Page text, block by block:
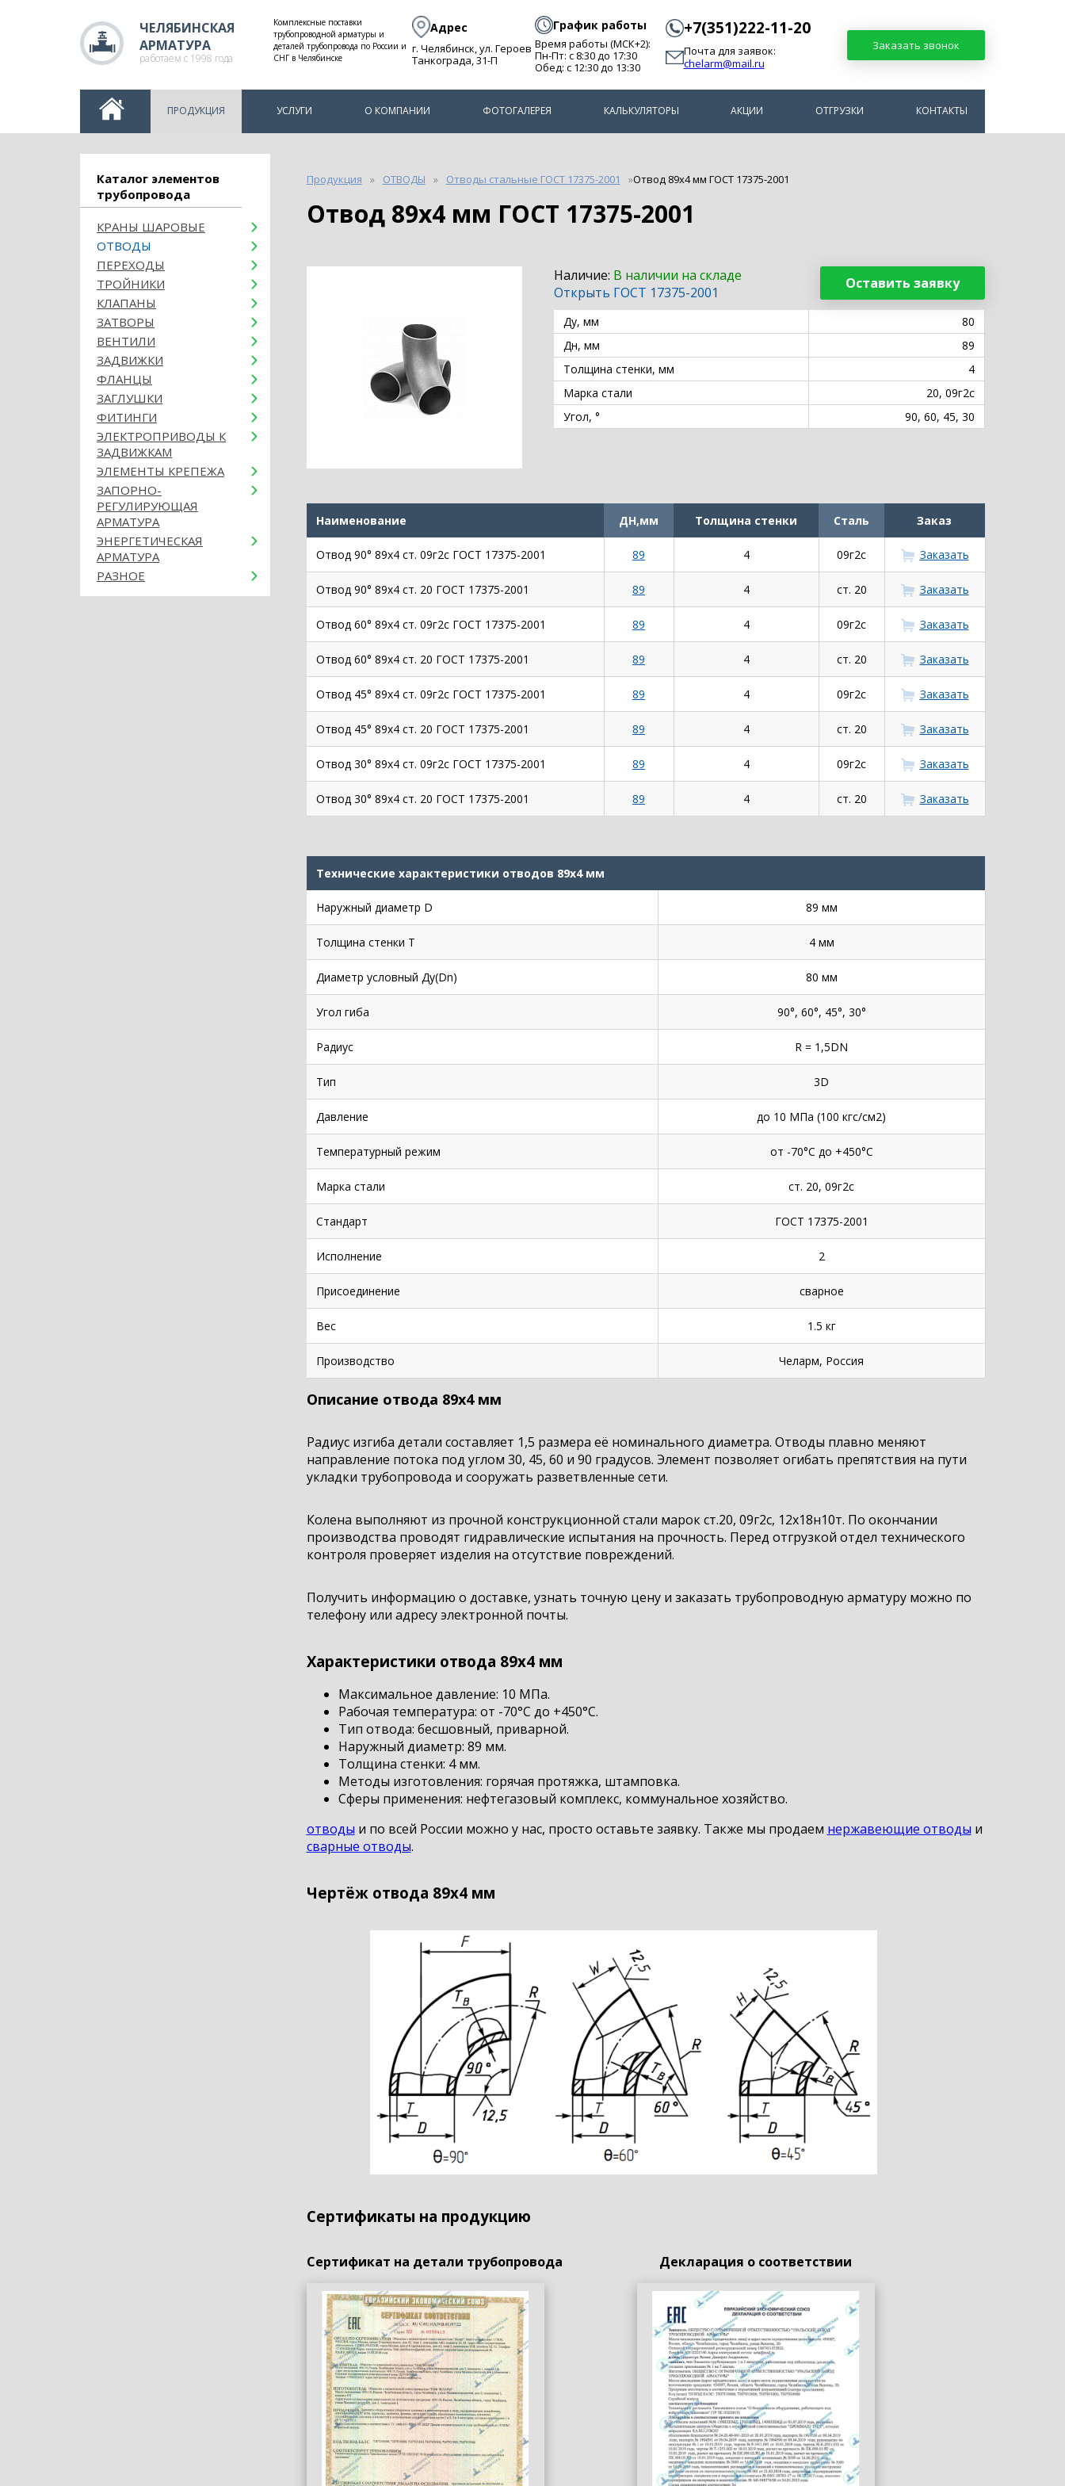
ЧЕЛЯБИНСКАЯ
АРМАТУРА
работаем с 1998 года
Комплексные поставки
трубопроводной арматуры и
деталей трубопровода по России и
СНГ в Челябинске
Адрес
г. Челябинск, ул. Героев
Танкограда, 31-П
График работы
Время работы (МСК+2):
Пн-Пт: с 8:30 до 17:30
Обед: с 12:30 до 13:30
+7(351)222-11-20
Почта для заявок:
chelarm@mail.ru
Заказать звонок
ПРОДУКЦИЯ УСЛУГИ О КОМПАНИИ ФОТОГАЛЕРЕЯ КАЛЬКУЛЯТОРЫ АКЦИИ ОТГРУЗКИ КОНТАКТЫ
Каталог элементов
трубопровода
КРАНЫ ШАРОВЫЕ
ОТВОДЫ
ПЕРЕХОДЫ
ТРОЙНИКИ
КЛАПАНЫ
ЗАТВОРЫ
ВЕНТИЛИ
ЗАДВИЖКИ
ФЛАНЦЫ
ЗАГЛУШКИ
ФИТИНГИ
ЭЛЕКТРОПРИВОДЫ К
ЗАДВИЖКАМ
ЭЛЕМЕНТЫ КРЕПЕЖА
ЗАПОРНО-
РЕГУЛИРУЮЩАЯ
АРМАТУРА
ЭНЕРГЕТИЧЕСКАЯ
АРМАТУРА
РАЗНОЕ
Продукция ОТВОДЫ Отводы стальные ГОСТ 17375-2001 Отвод 89х4 мм ГОСТ 17375-2001
Отвод 89х4 мм ГОСТ 17375-2001
Наличие: В наличии на складе
Открыть ГОСТ 17375-2001
Оставить заявку
Ду, мм
80
Дн, мм
89
Толщина стенки, мм
4
Марка стали
20, 09г2с
Угол, °
90, 60, 45, 30
Наименование ДН,мм Толщина стенки Сталь Заказ
Отвод 90° 89х4 ст. 09г2с ГОСТ 17375-2001 89 4 09г2с Заказать
Отвод 90° 89х4 ст. 20 ГОСТ 17375-2001 89 4 ст. 20 Заказать
Отвод 60° 89х4 ст. 09г2с ГОСТ 17375-2001 89 4 09г2с Заказать
Отвод 60° 89х4 ст. 20 ГОСТ 17375-2001 89 4 ст. 20 Заказать
Отвод 45° 89х4 ст. 09г2с ГОСТ 17375-2001 89 4 09г2с Заказать
Отвод 45° 89х4 ст. 20 ГОСТ 17375-2001 89 4 ст. 20 Заказать
Отвод 30° 89х4 ст. 09г2с ГОСТ 17375-2001 89 4 09г2с Заказать
Отвод 30° 89х4 ст. 20 ГОСТ 17375-2001 89 4 ст. 20 Заказать
Технические характеристики отводов 89х4 мм
Наружный диаметр D 89 мм
Толщина стенки Т 4 мм
Диаметр условный Ду(Dn) 80 мм
Угол гиба 90°, 60°, 45°, 30°
Радиус R = 1,5DN
Тип 3D
Давление до 10 МПа (100 кгс/см2)
Температурный режим от -70°С до +450°С
Марка стали ст. 20, 09г2с
Стандарт ГОСТ 17375-2001
Исполнение 2
Присоединение сварное
Вес 1.5 кг
Производство Челарм, Россия
Описание отвода 89х4 мм
Радиус изгиба детали составляет 1,5 размера её номинального диаметра. Отводы плавно меняют
направление потока под углом 30, 45, 60 и 90 градусов. Элемент позволяет огибать препятствия на пути
укладки трубопровода и сооружать разветвленные сети.
Колена выполняют из прочной конструкционной стали марок ст.20, 09г2с, 12х18н10т. По окончании
производства проводят гидравлические испытания на прочность. Перед отгрузкой отдел технического
контроля проверяет изделия на отсутствие повреждений.
Получить информацию о доставке, узнать точную цену и заказать трубопроводную арматуру можно по
телефону или адресу электронной почты.
Характеристики отвода 89х4 мм
Максимальное давление: 10 МПа.
Рабочая температура: от -70°С до +450°С.
Тип отвода: бесшовный, приварной.
Наружный диаметр: 89 мм.
Толщина стенки: 4 мм.
Методы изготовления: горячая протяжка, штамповка.
Сферы применения: нефтегазовый комплекс, коммунальное хозяйство.
отводы и по всей России можно у нас, просто оставьте заявку. Также мы продаем нержавеющие отводы и
сварные отводы.
Чертёж отвода 89х4 мм
Сертификаты на продукцию
Сертификат на детали трубопровода Декларация о соответствии